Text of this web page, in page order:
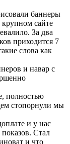
баннеры
сайте
За два
приходится 7
слова как
и навар с
полностью
стопорнули мы
и у нас
Стал
и что